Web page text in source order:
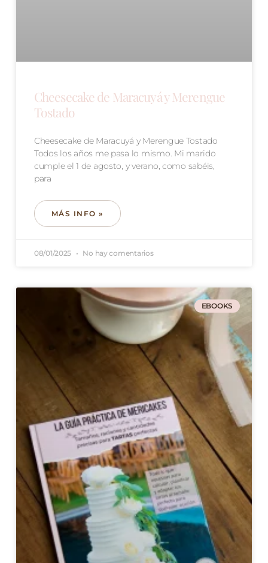
Cheesecake de Maracuyá y Merengue
Tostado
Cheesecake de Maracuyá y Merengue Tostado
Todos los años me pasa lo mismo. Mi marido
cumple el 1 de agosto, y verano, como sabéis,
para
MÁS INFO »
08/01/2025 No hay comentarios
EBOOKS